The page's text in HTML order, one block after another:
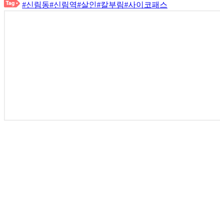
#신림동#신림역#살인#칼부림#사이코패스